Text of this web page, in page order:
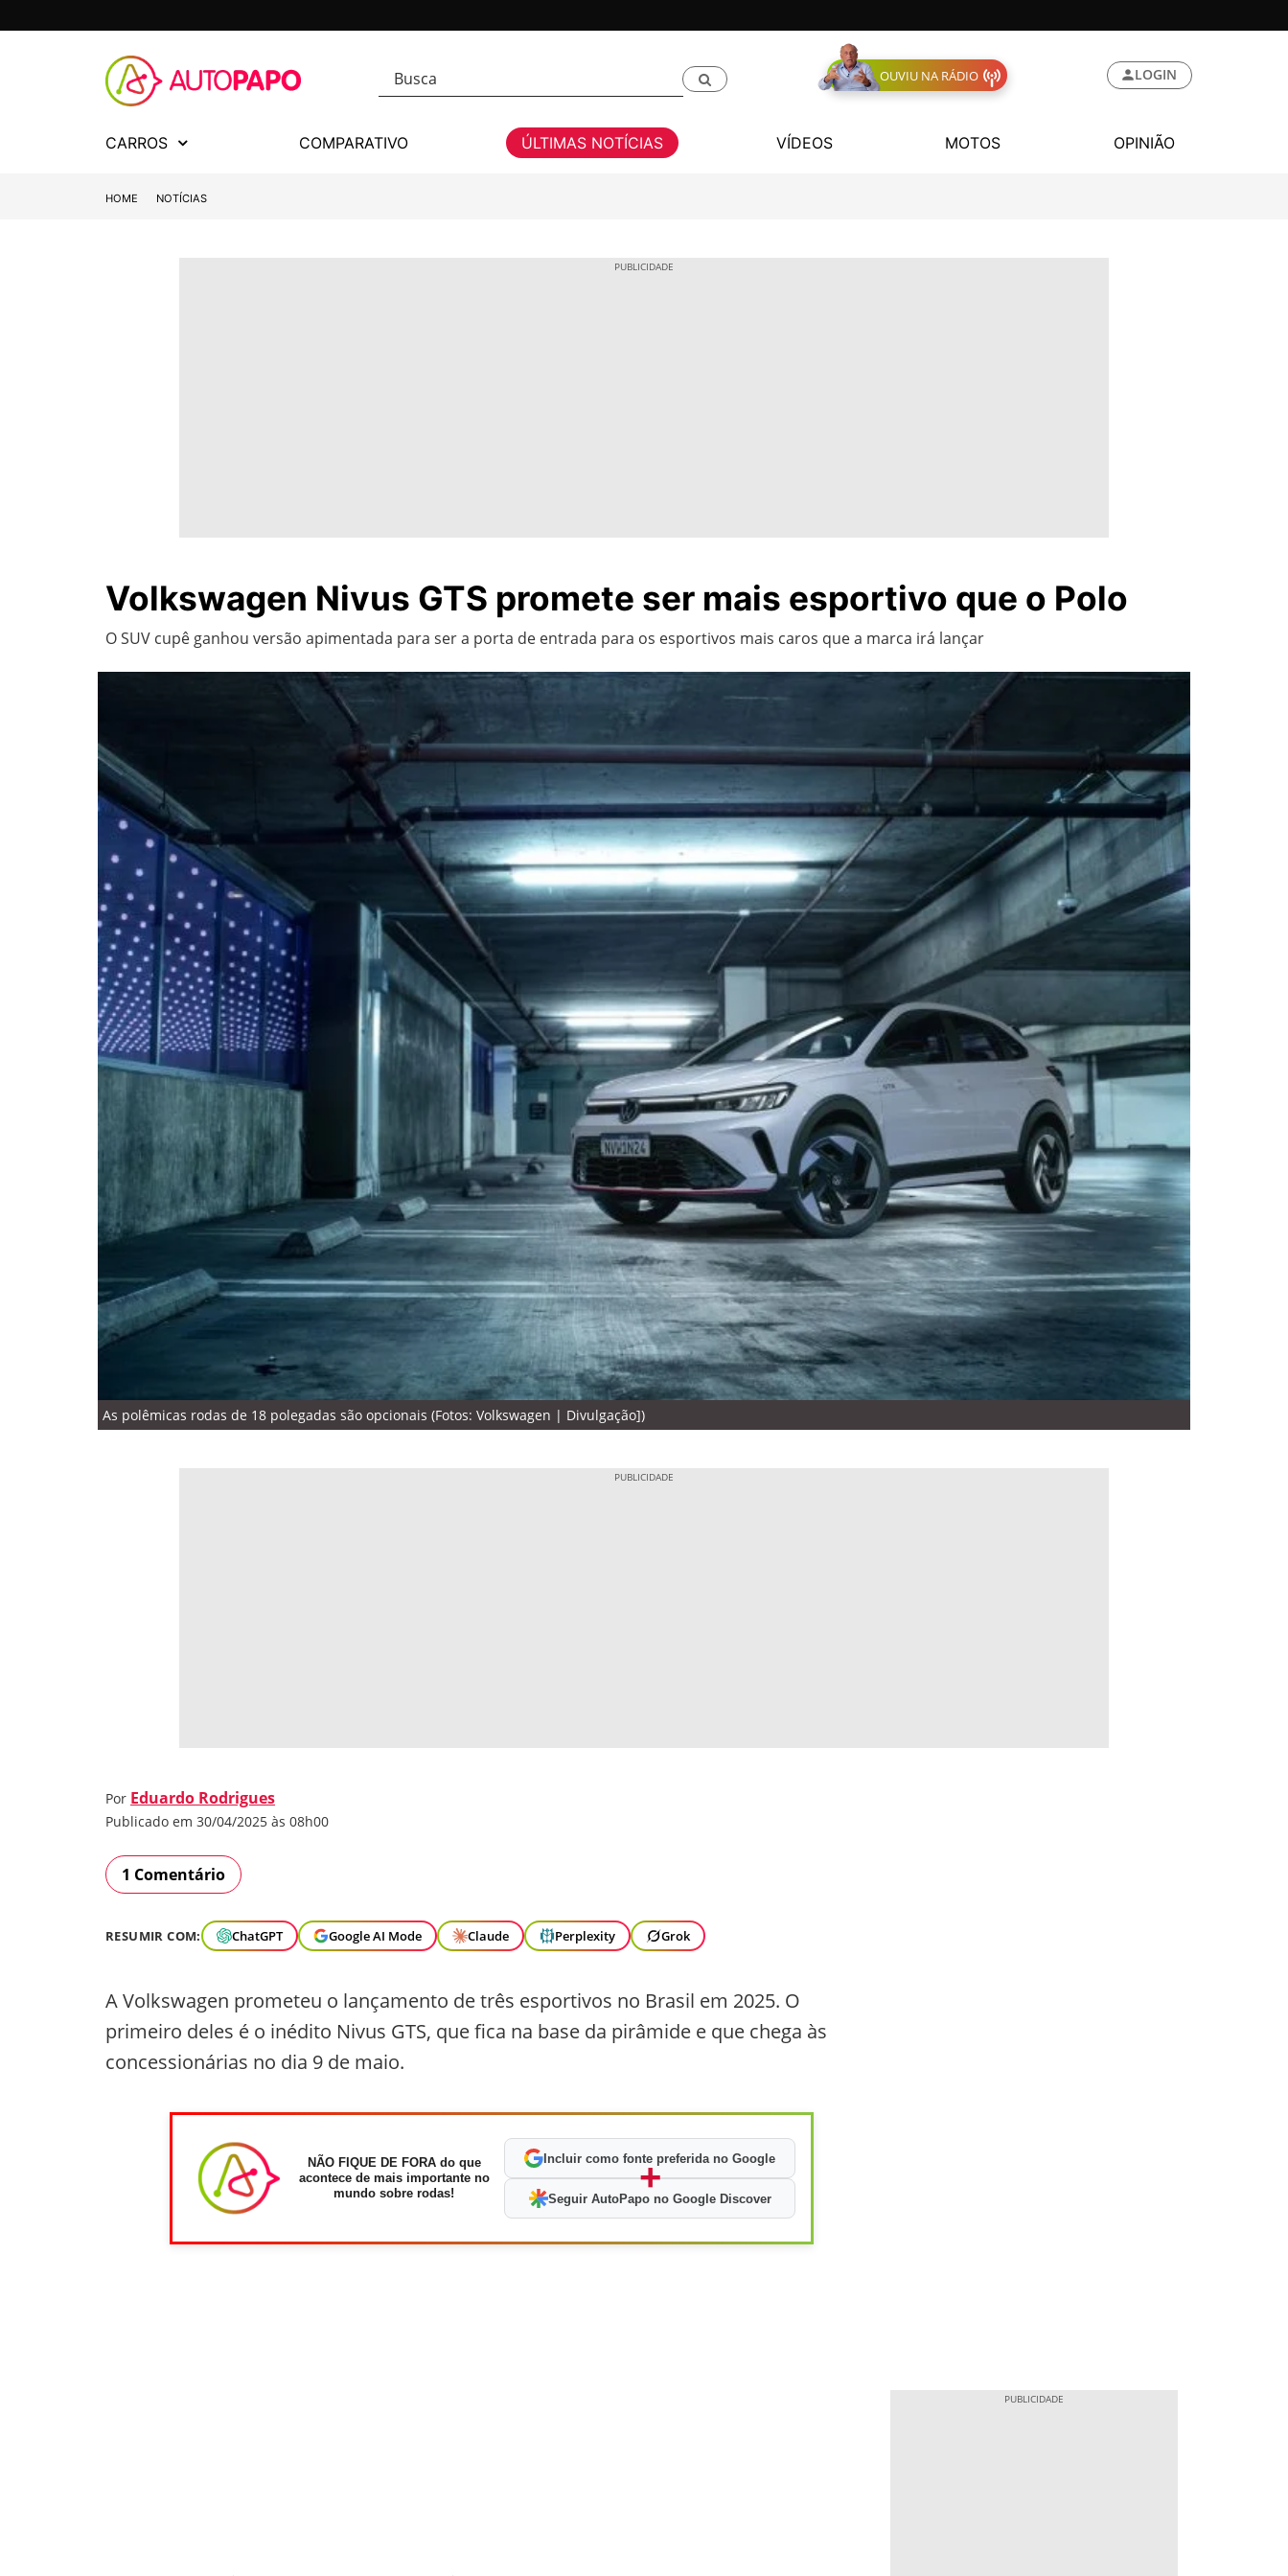
OUVIU NA RÁDIO LOGIN
CARROS COMPARATIVO ÚLTIMAS NOTÍCIAS VÍDEOS MOTOS OPINIÃO
HOME NOTÍCIAS
Volkswagen Nivus GTS promete ser mais esportivo que o Polo
O SUV cupê ganhou versão apimentada para ser a porta de entrada para os esportivos mais caros que a marca irá lançar
As polêmicas rodas de 18 polegadas são opcionais (Fotos: Volkswagen | Divulgação])
Por Eduardo Rodrigues
Publicado em 30/04/2025 às 08h00
1 Comentário
RESUMIR COM: ChatGPT Google AI Mode Claude Perplexity Grok
A Volkswagen prometeu o lançamento de três esportivos no Brasil em 2025. O
primeiro deles é o inédito Nivus GTS, que fica na base da pirâmide e que chega às
concessionárias no dia 9 de maio.
NÃO FIQUE DE FORA do que
acontece de mais importante no
mundo sobre rodas!
Incluir como fonte preferida no Google
+
Seguir AutoPapo no Google Discover